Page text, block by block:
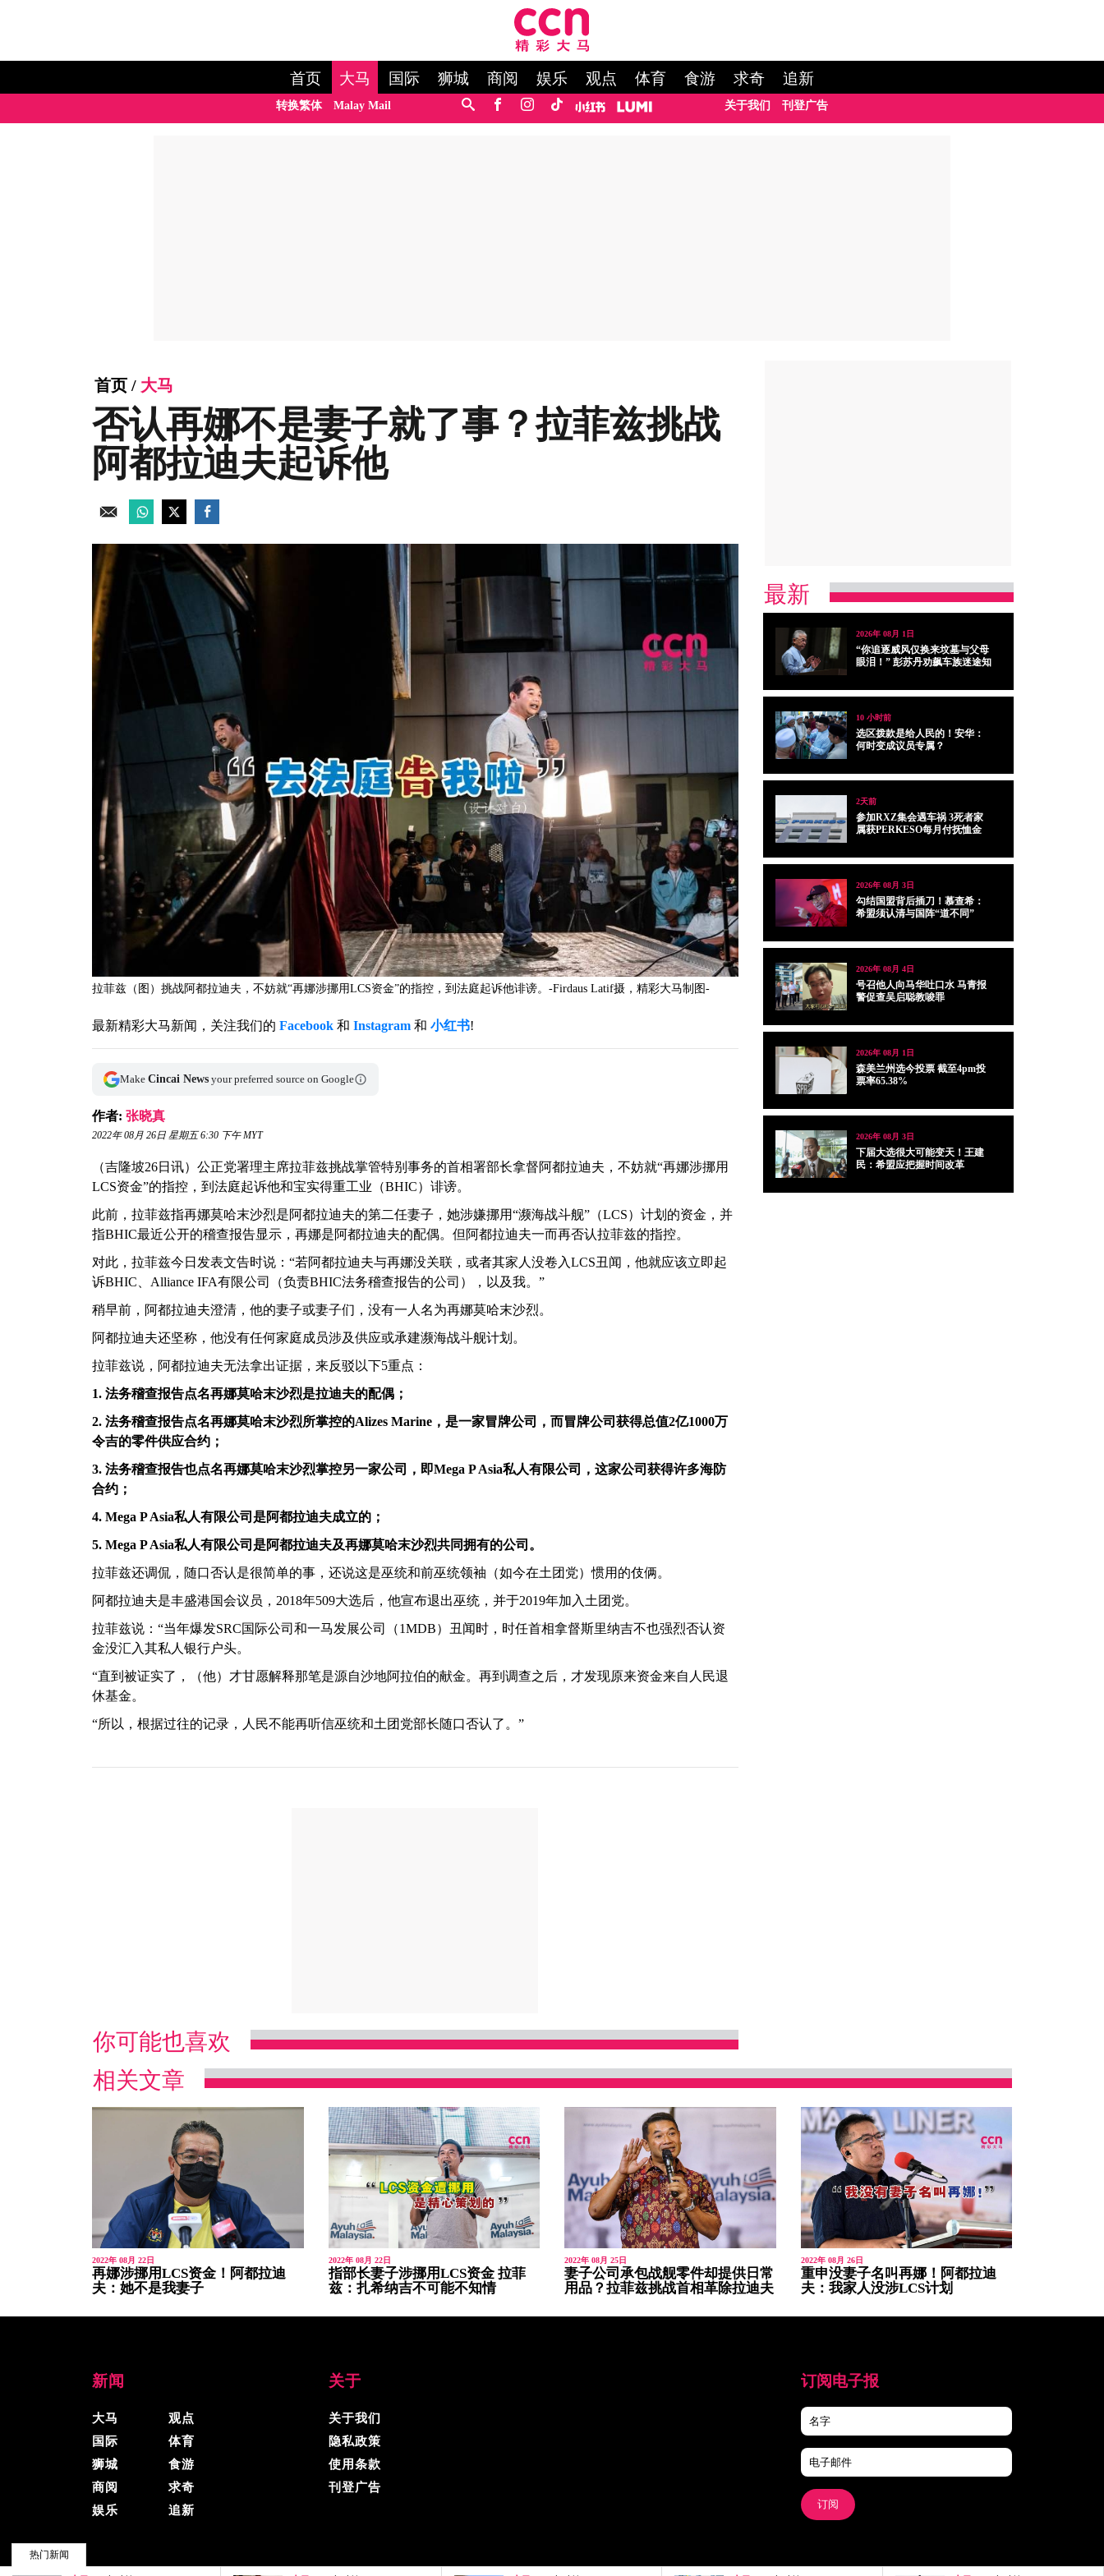
首页 大马 国际 狮城 商阅 娱乐 观点 体育 食游 求奇 追新
转换繁体 Malay Mail 关于我们 刊登广告
热门新闻
首页 / 大马
否认再娜不是妻子就了事？拉菲兹挑战
阿都拉迪夫起诉他
拉菲兹（图）挑战阿都拉迪夫，不妨就“再娜涉挪用LCS资金”的指控，到法庭起诉他诽谤。-Firdaus Latif摄，精彩大马制图-
最新精彩大马新闻，关注我们的 Facebook 和 Instagram 和 小红书!
Make Cincai News your preferred source on Google
作者: 张晓真
2022年 08月 26日 星期五 6:30 下午 MYT
（吉隆坡26日讯）公正党署理主席拉菲兹挑战掌管特别事务的首相署部长拿督阿都拉迪夫，不妨就“再娜涉挪用
LCS资金”的指控，到法庭起诉他和宝实得重工业（BHIC）诽谤。
此前，拉菲兹指再娜莫哈末沙烈是阿都拉迪夫的第二任妻子，她涉嫌挪用“濒海战斗舰”（LCS）计划的资金，并
指BHIC最近公开的稽查报告显示，再娜是阿都拉迪夫的配偶。但阿都拉迪夫一而再否认拉菲兹的指控。
对此，拉菲兹今日发表文告时说：“若阿都拉迪夫与再娜没关联，或者其家人没卷入LCS丑闻，他就应该立即起
诉BHIC、Alliance IFA有限公司（负责BHIC法务稽查报告的公司），以及我。”
稍早前，阿都拉迪夫澄清，他的妻子或妻子们，没有一人名为再娜莫哈末沙烈。
阿都拉迪夫还坚称，他没有任何家庭成员涉及供应或承建濒海战斗舰计划。
拉菲兹说，阿都拉迪夫无法拿出证据，来反驳以下5重点：
1. 法务稽查报告点名再娜莫哈末沙烈是拉迪夫的配偶；
2. 法务稽查报告点名再娜莫哈末沙烈所掌控的Alizes Marine，是一家冒牌公司，而冒牌公司获得总值2亿1000万
令吉的零件供应合约；
3. 法务稽查报告也点名再娜莫哈末沙烈掌控另一家公司，即Mega P Asia私人有限公司，这家公司获得许多海防
合约；
4. Mega P Asia私人有限公司是阿都拉迪夫成立的；
5. Mega P Asia私人有限公司是阿都拉迪夫及再娜莫哈末沙烈共同拥有的公司。
拉菲兹还调侃，随口否认是很简单的事，还说这是巫统和前巫统领袖（如今在土团党）惯用的伎俩。
阿都拉迪夫是丰盛港国会议员，2018年509大选后，他宣布退出巫统，并于2019年加入土团党。
拉菲兹说：“当年爆发SRC国际公司和一马发展公司（1MDB）丑闻时，时任首相拿督斯里纳吉不也强烈否认资
金没汇入其私人银行户头。
“直到被证实了，（他）才甘愿解释那笔是源自沙地阿拉伯的献金。再到调查之后，才发现原来资金来自人民退
休基金。
“所以，根据过往的记录，人民不能再听信巫统和土团党部长随口否认了。”
你可能也喜欢
最新
2026年 08月 1日
“你追逐威风仅换来坟墓与父母
眼泪！” 彭苏丹劝飙车族迷途知
10 小时前
选区拨款是给人民的！安华：
何时变成议员专属？
2天前
参加RXZ集会遇车祸 3死者家
属获PERKESO每月付抚恤金
2026年 08月 3日
勾结国盟背后插刀！慕查希：
希盟须认清与国阵“道不同”
2026年 08月 4日
号召他人向马华吐口水 马青报
警促查吴启聪教唆罪
2026年 08月 1日
森美兰州选今投票 截至4pm投
票率65.38%
2026年 08月 3日
下届大选很大可能变天！王建
民：希盟应把握时间改革
相关文章
2022年 08月 22日
再娜涉挪用LCS资金！阿都拉迪
夫：她不是我妻子
2022年 08月 22日
指部长妻子涉挪用LCS资金 拉菲
兹：扎希纳吉不可能不知情
2022年 08月 25日
妻子公司承包战舰零件却提供日常
用品？拉菲兹挑战首相革除拉迪夫
2022年 08月 26日
重申没妻子名叫再娜！阿都拉迪
夫：我家人没涉LCS计划
新闻
大马
国际
狮城
商阅
娱乐
观点
体育
食游
求奇
追新
关于
关于我们
隐私政策
使用条款
刊登广告
订阅电子报
订阅